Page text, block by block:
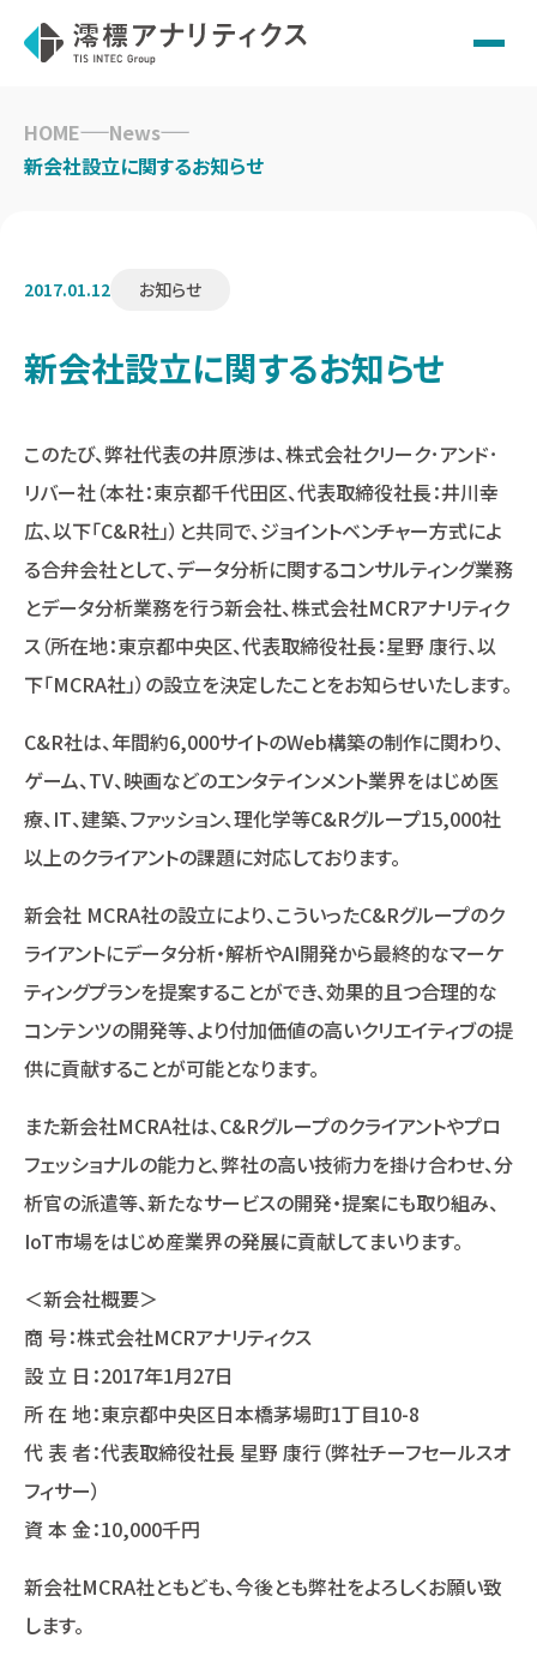
content
HOME
News
新会社設立に関するお知らせ
2017.01.12 お知らせ
新会社設立に関するお知らせ
このたび、弊社代表の井原渉は、株式会社クリーク･アンド･
リバー社（本社：東京都千代田区、代表取締役社長：井川幸
広、以下「C&R社」）と共同で、ジョイントベンチャー方式によ
る合弁会社として、データ分析に関するコンサルティング業務
とデータ分析業務を行う新会社、株式会社MCRアナリティク
ス（所在地：東京都中央区、代表取締役社長：星野 康行、以
下「MCRA社」）の設立を決定したことをお知らせいたします。
C&R社は、年間約6,000サイトのWeb構築の制作に関わり、
ゲーム、TV、映画などのエンタテインメント業界をはじめ医
療、IT、建築、ファッション、理化学等C&Rグループ15,000社
以上のクライアントの課題に対応しております。
新会社 MCRA社の設立により、こういったC&Rグループのク
ライアントにデータ分析・解析やAI開発から最終的なマーケ
ティングプランを提案することができ、効果的且つ合理的な
コンテンツの開発等、より付加価値の高いクリエイティブの提
供に貢献することが可能となります。
また新会社MCRA社は、C&Rグループのクライアントやプロ
フェッショナルの能力と、弊社の高い技術力を掛け合わせ、分
析官の派遣等、新たなサービスの開発・提案にも取り組み、
IoT市場をはじめ産業界の発展に貢献してまいります。
＜新会社概要＞
商 号：株式会社MCRアナリティクス
設 立 日：2017年1月27日
所 在 地：東京都中央区日本橋茅場町1丁目10-8
代 表 者：代表取締役社長 星野 康行（弊社チーフセールスオ
フィサー）
資 本 金：10,000千円
新会社MCRA社ともども、今後とも弊社をよろしくお願い致
します。